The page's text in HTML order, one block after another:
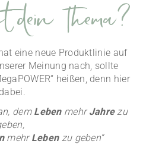
Thema?
eine neue Produktlinie auf
Meinung nach, sollte
heißen, denn hier
dem Lebenmehr Jahrezu
mehr Lebenzu geben“